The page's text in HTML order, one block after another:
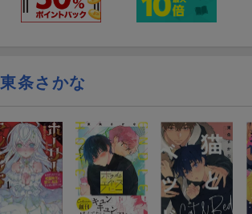
東条さかな